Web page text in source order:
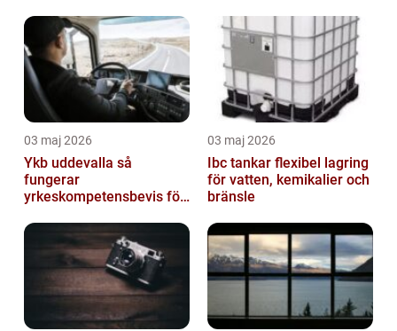
03 maj 2026
Ykb uddevalla så
fungerar
yrkeskompetensbevis för
03 maj 2026
Ibc tankar flexibel lagring
för vatten, kemikalier och
bränsle